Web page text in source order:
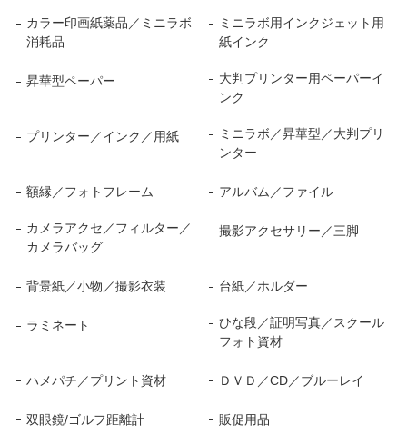
カラー印画紙薬品／ミニラボ
消耗品
ミニラボ用インクジェット用
紙インク
昇華型ペーパー
大判プリンター用ペーパーイ
ンク
プリンター／インク／用紙
ミニラボ／昇華型／大判プリ
ンター
額縁／フォトフレーム アルバム／ファイル
カメラアクセ／フィルター／
カメラバッグ
撮影アクセサリー／三脚
背景紙／小物／撮影衣装 台紙／ホルダー
ラミネート
ひな段／証明写真／スクール
フォト資材
ハメパチ／プリント資材 ＤＶＤ／CD／ブルーレイ
双眼鏡/ゴルフ距離計 販促用品